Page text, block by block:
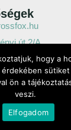
by Pagency
út 2/A
utca 3.hogy a
sütiket
ön a
veszi.
Elfogadom